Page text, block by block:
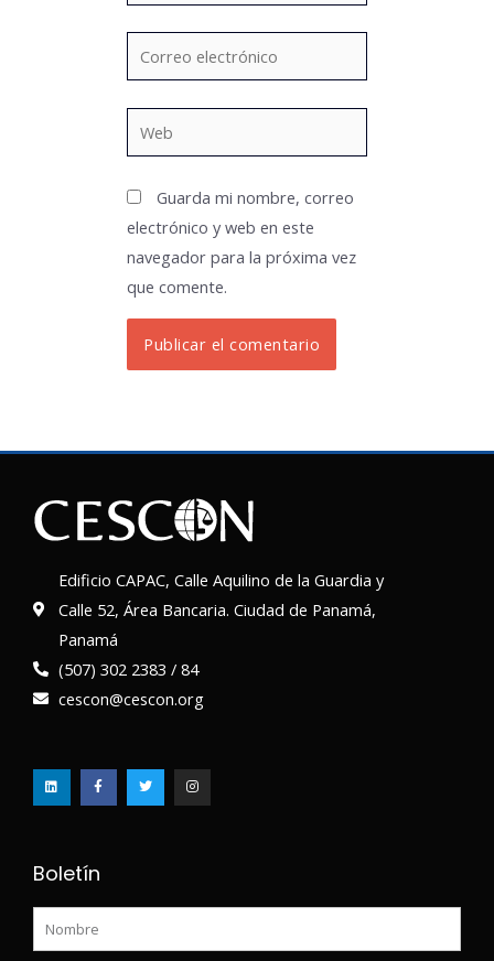
electrónico
Guarda mi nombre, correo
electrónico y web en este
navegador para la próxima vez
que comente.
Edificio CAPAC, Calle Aquilino de la Guardia y
Calle 52, Área Bancaria. Ciudad de Panamá,
Panamá
(507) 302 2383 / 84
cescon@cescon.org
n
k
e
d
c
e
b
o
i
t
t
e
s
t
a
g
Boletín
Nombre